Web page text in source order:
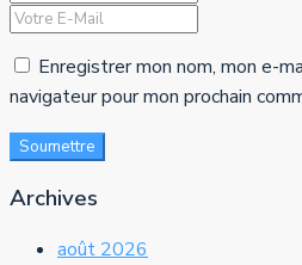
Enregistrer mon nom, mon e-
navigateur pour mon prochain
Soumettre
Archives
août 2026